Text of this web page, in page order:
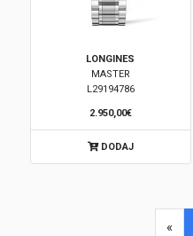
LONGINES
MASTER
L29194786
2.950,00€
DODAJ
«